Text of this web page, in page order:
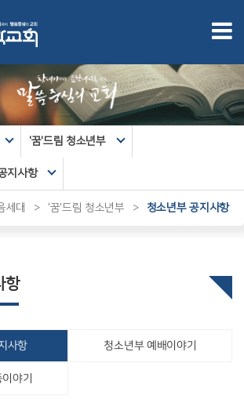
'꿈'드림 청소년부
지사항
세대 > '꿈'드림 청소년부 > 청소년부 공지사항
항
사항 청소년부 예배이야기
야기